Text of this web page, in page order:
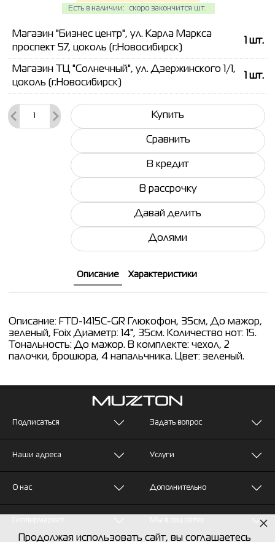
Есть в наличии: скоро закончится шт.
Магазин "Бизнес центр", ул. Карла Маркса
проспект 57, цоколь (г.Новосибирск)
шт.
Магазин ТЦ "Солнечный", ул. Дзержинского 1/1,
цоколь (г.Новосибирск)
шт.
Купить
Сравнить
В кредит
В рассрочку
Давай делить
Долями
Описание Характеристики
Описание: FTD-1415C-GR Глюкофон, 35см, До мажор,
зеленый, Foix Диаметр: 14", 35см. Количество нот: 15.
Тональность: До мажор. В комплекте: чехол, 2
палочки, брошюра, 4 напальчника. Цвет: зеленый.
Подписаться
Наши адреса
О нас
Задать вопрос
Услуги
Дополнительно
© MUZTON - Все права защищены
Продолжая использовать сайт, вы соглашаетесь
×